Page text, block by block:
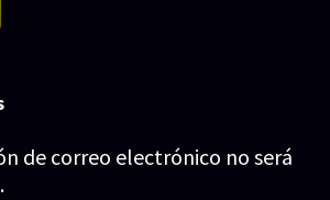
de correo electrónico no será